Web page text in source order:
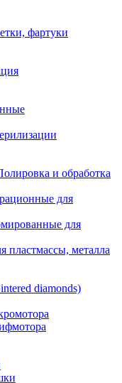
фартуки
и обработка
для
для
пластмассы, металла
diamonds)